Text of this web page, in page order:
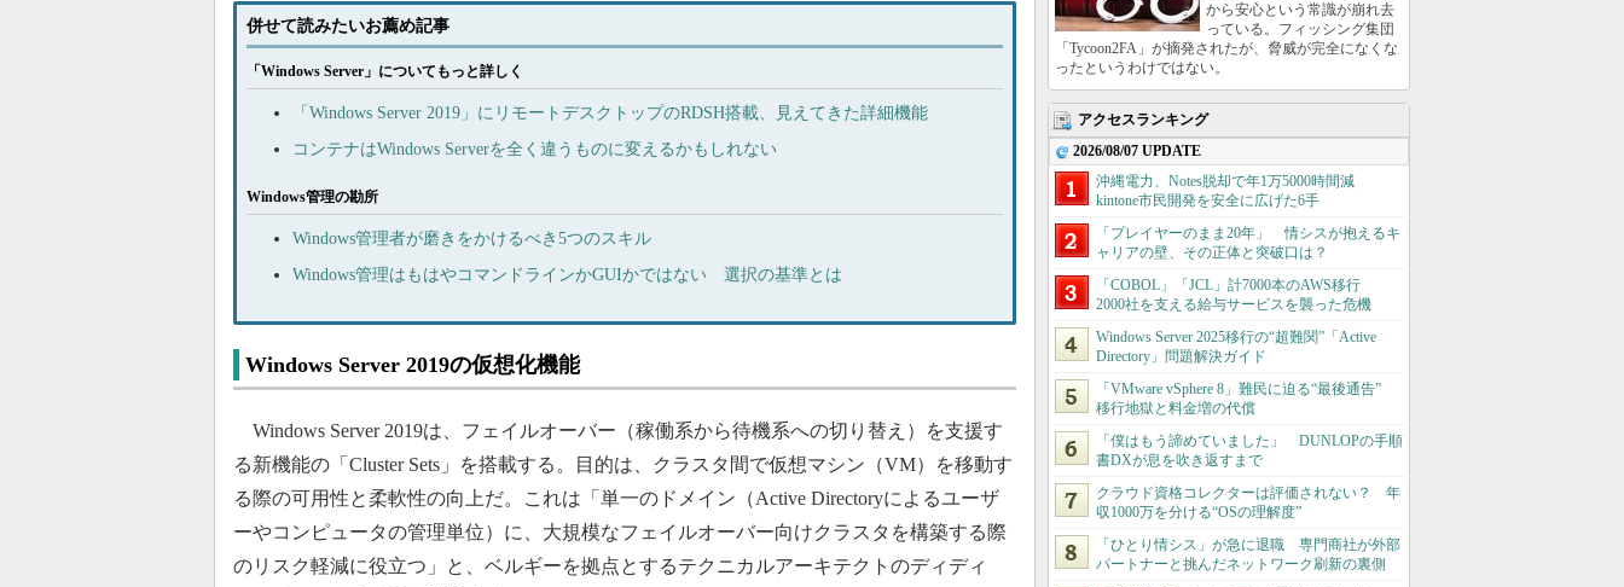
併せて読みたいお薦め記事
「Windows Server」についてもっと詳しく
「Windows Server 2019」にリモートデスクトップのRDSH搭載、見えてきた詳細機能
コンテナはWindows Serverを全く違うものに変えるかもしれない
Windows管理の勘所
Windows管理者が磨きをかけるべき5つのスキル
Windows管理はもはやコマンドラインかGUIかではない 選択の基準とは
Windows Server 2019の仮想化機能
Windows Server 2019は、フェイルオーバー（稼働系から待機系への切り替え）を支援す
る新機能の「Cluster Sets」を搭載する。目的は、クラスタ間で仮想マシン（VM）を移動す
る際の可用性と柔軟性の向上だ。これは「単一のドメイン（Active Directoryによるユーザ
ーやコンピュータの管理単位）に、大規模なフェイルオーバー向けクラスタを構築する際
のリスク軽減に役立つ」と、ベルギーを拠点とするテクニカルアーキテクトのディディ
から安心という常識が崩れ去
っている。フィッシング集団
「Tycoon2FA」が摘発されたが、脅威が完全になくな
ったというわけではない。
アクセスランキング
2026/08/07 UPDATE
沖縄電力、Notes脱却で年1万5000時間減
kintone市民開発を安全に広げた6手
「プレイヤーのまま20年」 情シスが抱えるキ
ャリアの壁、その正体と突破口は？
「COBOL」「JCL」計7000本のAWS移行
2000社を支える給与サービスを襲った危機
Windows Server 2025移行の“超難関”「Active
Directory」問題解決ガイド
「VMware vSphere 8」難民に迫る“最後通告”
移行地獄と料金増の代償
「僕はもう諦めていました」 DUNLOPの手順
書DXが息を吹き返すまで
クラウド資格コレクターは評価されない？ 年
収1000万を分ける“OSの理解度”
「ひとり情シス」が急に退職 専門商社が外部
パートナーと挑んだネットワーク刷新の裏側